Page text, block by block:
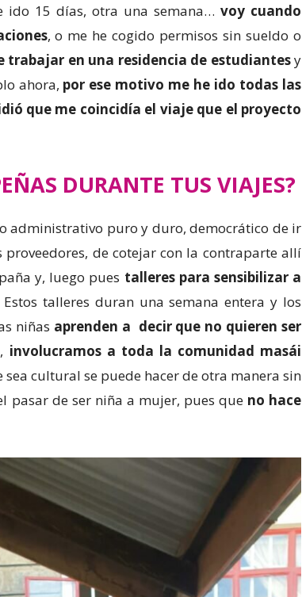
ido 15 días, otra una semana… voy cuando
, o me he cogido permisos sin sueldo o
trabajar en una residencia de estudiantesy
ahora, por ese motivo me he ido todas las
que me coincidía el viaje que el proyecto
DURANTE TUS VIAJES?
administrativo puro y duro, democrático de ir
de cotejar con la contraparte allí
y, luego pues talleres para sensibilizar a
Estos talleres duran una semana entera y los
niñas aprenden a decir que no quieren ser
involucramos a toda la comunidad masái
cultural se puede hacer de otra manera sin
pasar de ser niña a mujer, pues que no hace